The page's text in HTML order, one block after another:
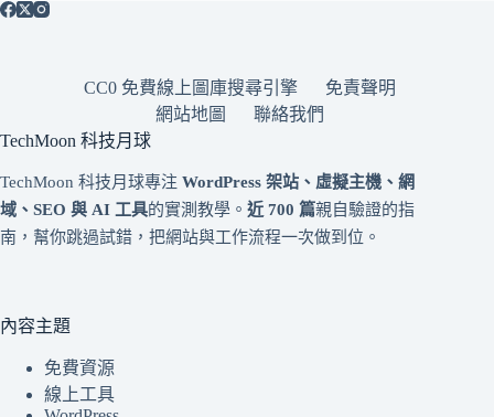
CC0 免費線上圖庫搜尋引擎
免責聲明
網站地圖
聯絡我們
TechMoon 科技月球
TechMoon 科技月球專注 WordPress 架站、虛擬主機、網
域、SEO 與 AI 工具的實測教學。 近 700 篇親自驗證的指
南，幫你跳過試錯，把網站與工作流程一次做到位。
內容主題
免費資源
線上工具